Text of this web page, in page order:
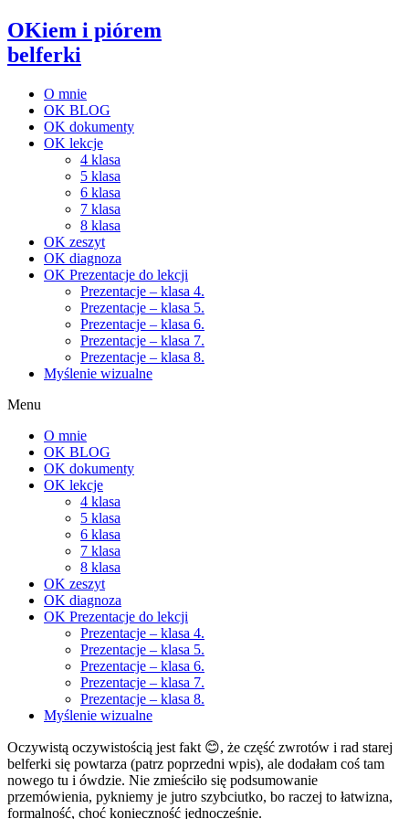
OKiem i piórem
belferki
O mnie
OK BLOG
OK dokumenty
OK lekcje
4 klasa
5 klasa
6 klasa
7 klasa
8 klasa
OK zeszyt
OK diagnoza
OK Prezentacje do lekcji
Prezentacje – klasa 4.
Prezentacje – klasa 5.
Prezentacje – klasa 6.
Prezentacje – klasa 7.
Prezentacje – klasa 8.
Myślenie wizualne
Menu
O mnie
OK BLOG
OK dokumenty
OK lekcje
4 klasa
5 klasa
6 klasa
7 klasa
8 klasa
OK zeszyt
OK diagnoza
OK Prezentacje do lekcji
Prezentacje – klasa 4.
Prezentacje – klasa 5.
Prezentacje – klasa 6.
Prezentacje – klasa 7.
Prezentacje – klasa 8.
Myślenie wizualne
Oczywistą oczywistością jest fakt 😊, że część zwrotów i rad starej
belferki się powtarza (patrz poprzedni wpis), ale dodałam coś tam
nowego tu i ówdzie. Nie zmieściło się podsumowanie
przemówienia, pykniemy je jutro szybciutko, bo raczej to łatwizna,
formalność, choć konieczność jednocześnie.